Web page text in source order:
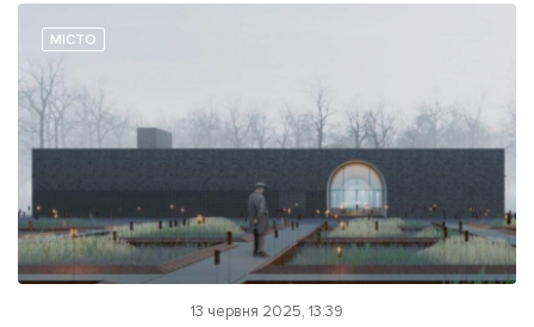
МІСТО
13 червня 2025, 13:39